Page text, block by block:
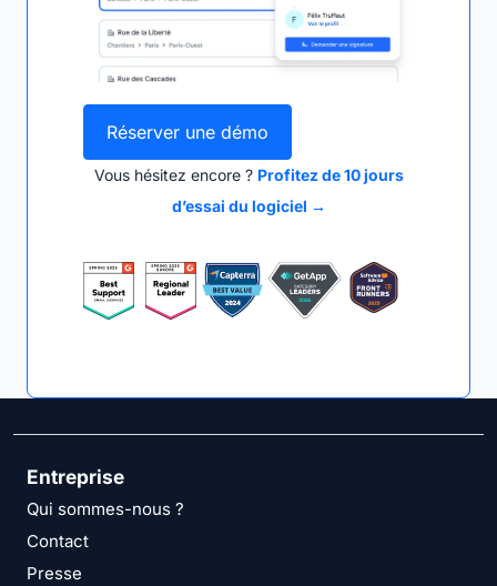
Réserver une démo
Vous hésitez encore ? Profitez de 10 jours
d’essai du logiciel →
Entreprise
Qui sommes-nous ?
Contact
Presse